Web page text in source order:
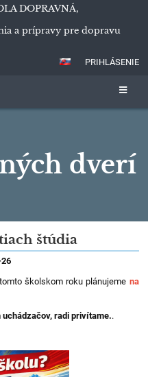
DOPRAVNÁ,
a prípravy pre dopravu
PRIHLÁSENIE
dverí
štúdia
školskom roku plánujeme na
radi privítame..